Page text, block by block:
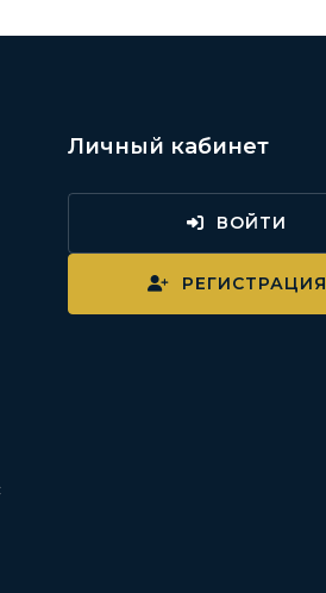
Личный кабинет
ВОЙТИ
РЕГИСТРАЦИЯ